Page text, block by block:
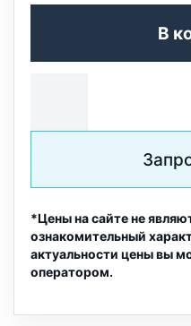
В
*Цены на сайте не
ознакомительный
актуальности цены вы
оператором.